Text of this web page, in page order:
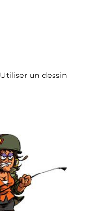
Utiliser un dessin